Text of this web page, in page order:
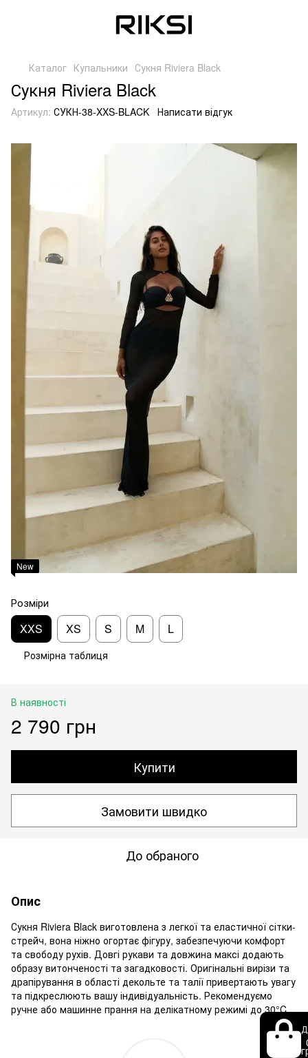
Каталог Купальники Сукня Riviera Black
Сукня Riviera Black
Артикул: СУКН-38-XXS-BLACK Написати відгук
New
Розміри
XXS XS S M L
Розмірна таблиця
В наявності
2 790 грн
Купити
Замовити швидко
До обраного
Опис
Сукня Riviera Black виготовлена з легкої та еластичної сітки-
стрейч, вона ніжно огортає фігуру, забезпечуючи комфорт
та свободу рухів. Довгі рукави та довжина максі додають
образу витонченості та загадковості. Оригінальні вирізи та
драпірування в області декольте та талії привертають увагу
та підкреслюють вашу індивідуальність. Рекомендуємо
ручне або машинне прання на делікатному режимі до 30°C.